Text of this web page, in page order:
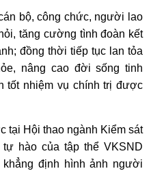
bộ, công chức, người lao
tăng cường tình đoàn kết
đồng thời tiếp tục lan tỏa
nâng cao đời sống tinh
tốt nhiệm vụ chính trị được
Hội thao ngành Kiểm sát
hào của tập thể VKSND
định hình ảnh người